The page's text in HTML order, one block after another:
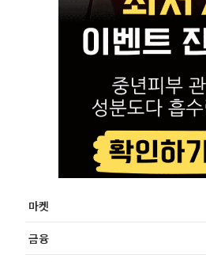
마켓
금융